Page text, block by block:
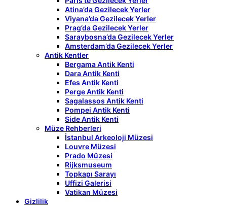
Atina’da Gezilecek Yerler
Viyana’da Gezilecek Yerler
Prag’da Gezilecek Yerler
Saraybosna’da Gezilecek Yerler
Amsterdam’da Gezilecek Yerler
Antik Kentler
Bergama Antik Kenti
Dara Antik Kenti
Efes Antik Kenti
Perge Antik Kenti
Sagalassos Antik Kenti
Pompei Antik Kenti
Side Antik Kenti
Müze Rehberleri
İstanbul Arkeoloji Müzesi
Louvre Müzesi
Prado Müzesi
Rijksmuseum
Topkapı Sarayı
Uffizi Galerisi
Vatikan Müzesi
Gizlilik